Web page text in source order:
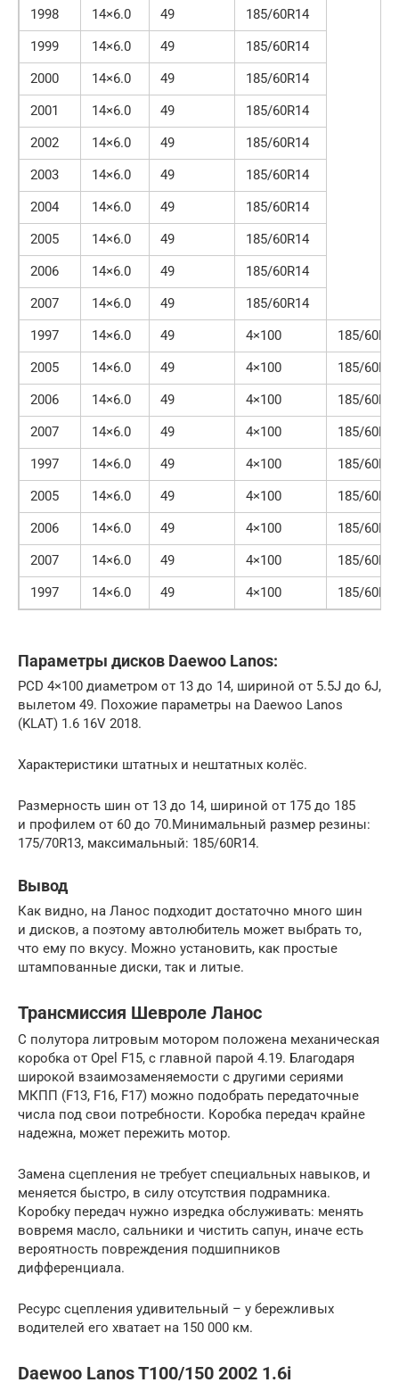
1998
14×6.0 49
185/60R14
1999
14×6.0 49
185/60R14
2000
14×6.0 49
185/60R14
2001
14×6.0 49
185/60R14
2002
14×6.0 49
185/60R14
2003
14×6.0 49
185/60R14
2004
14×6.0 49
185/60R14
2005
14×6.0 49
185/60R14
2006
14×6.0 49
185/60R14
2007
14×6.0 49
185/60R14
1997
14×6.0 49 4×100
185/
2005
14×6.0 49 4×100
185/
2006
14×6.0 49 4×100
185/
2007
14×6.0 49 4×100
185/
1997
14×6.0 49 4×100
185/
2005
14×6.0 49 4×100
185/
2006
14×6.0 49 4×100
185/
2007
14×6.0 49 4×100
185/
1997
14×6.0 49 4×100 185/
Параметры дисков Daewoo Lanos:
PCD 4×100 диаметром от 13 до 14, шириной от 5.5J до 6J,
вылетом 49. Похожие параметры на Daewoo Lanos
(KLAT) 1.6 16V 2018.
Характеристики штатных и нештатных колёс.
Размерность шин от 13 до 14, шириной от 175 до 185
и профилем от 60 до 70.Минимальный размер резины:
175/70R13, максимальный: 185/60R14.
Вывод
Как видно, на Ланос подходит достаточно много шин
и дисков, а поэтому автолюбитель может выбрать то,
что ему по вкусу. Можно установить, как простые
штампованные диски, так и литые.
Трансмиссия Шевроле Ланос
С полутора литровым мотором положена механическая
коробка от Opel F15, с главной парой 4.19. Благодаря
широкой взаимозаменяемости с другими сериями
МКПП (F13, F16, F17) можно подобрать передаточные
числа под свои потребности. Коробка передач крайне
надежна, может пережить мотор.
Замена сцепления не требует специальных навыков, и
меняется быстро, в силу отсутствия подрамника.
Коробку передач нужно изредка обслуживать: менять
вовремя масло, сальники и чистить сапун, иначе есть
вероятность повреждения подшипников
дифференциала.
Ресурс сцепления удивительный – у бережливых
водителей его хватает на 150 000 км.
Daewoo Lanos T100/150 2002 1.6i